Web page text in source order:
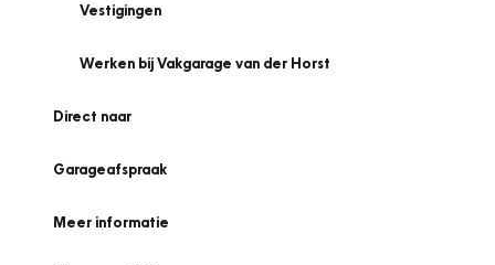
Vestigingen
Werken bij Vakgarage van der Horst
Direct naar
Garageafspraak
Meer informatie